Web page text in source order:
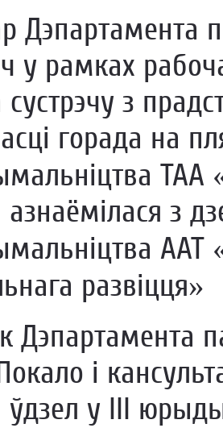
Дэпартамента
у рамках
з
горада на
ТАА
з
ААТ
развіцця»
Дэпартамента
і
ўдзел у III